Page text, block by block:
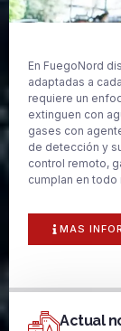
En FuegoNord
adaptadas a
requiere un
extinguen con
gases con
de detección y
control remoto,
cumplan en
MAS
Actual